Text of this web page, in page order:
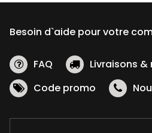
Besoin d`aide pour votre
FAQ
Livraisons &
Code promo